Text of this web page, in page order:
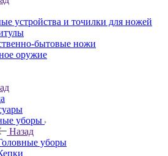
устройства и точилки для ножей
бытовые ножи
оружие
уборы
Назад
уборы